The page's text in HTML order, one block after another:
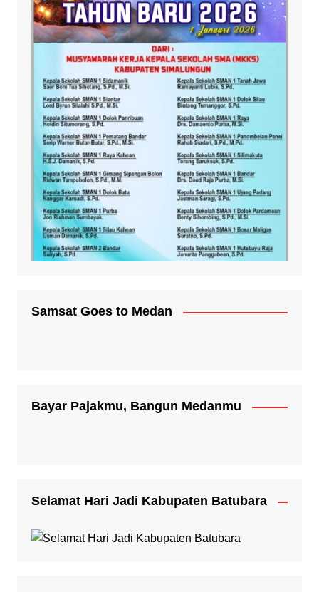
Samsat Goes to Medan
Bayar Pajakmu, Bangun Medanmu
Selamat Hari Jadi Kabupaten Batubara